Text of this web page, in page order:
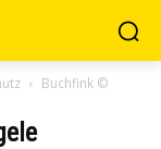
Buchfink ©